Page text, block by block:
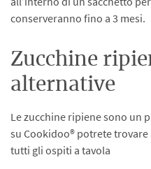
conserveranno fino a 3 mesi.
Zucchine
alternative
Le zucchine ripiene sono un
su Cookidoo® potrete
tutti gli ospiti a tavola